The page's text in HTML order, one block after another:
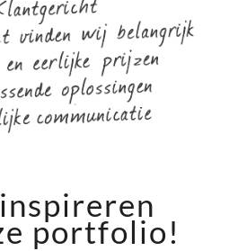
portfolio!